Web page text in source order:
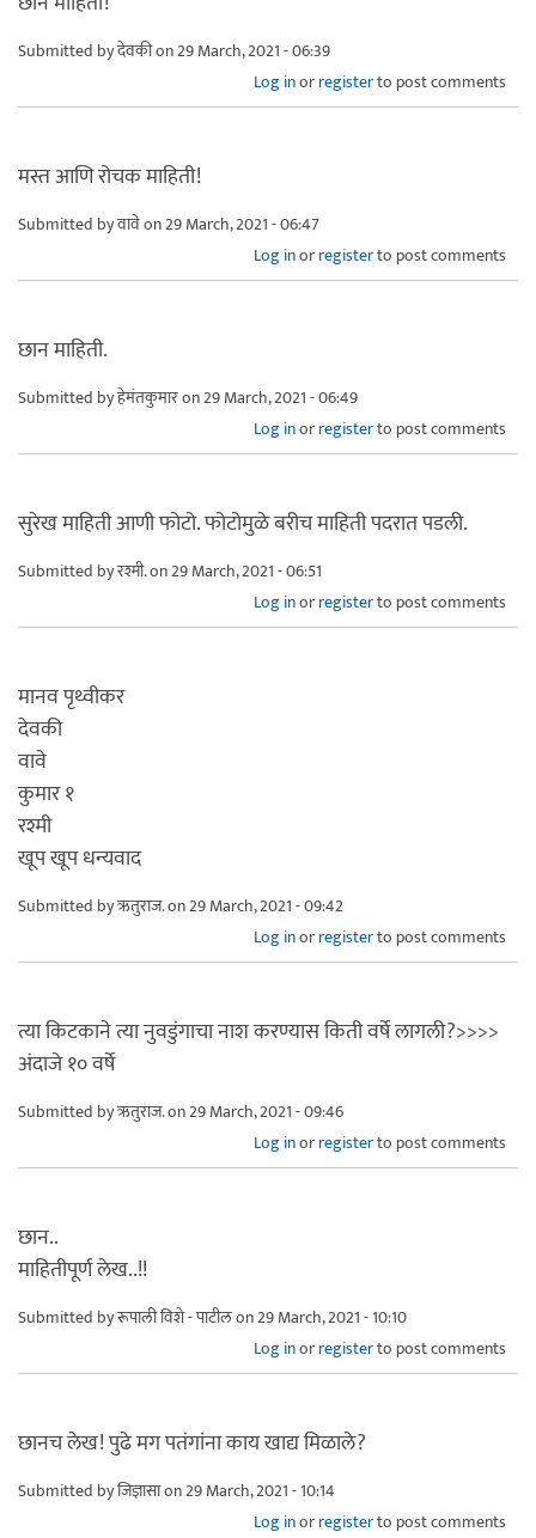
Submitted byदेवकीon 29 March, 2021 - 06:39
Log inorregisterto post comments
मस्त आणि रोचक माहिती!
Submitted byवावेon 29 March, 2021 - 06:47
Log inorregisterto post comments
छान माहिती.
Submitted byहेमंतकुमारon 29 March, 2021 - 06:49
Log inorregisterto post comments
सुरेख माहिती आणी फोटो. फोटोमुळे बरीच माहिती पदरात पडली.
Submitted byरश्मी.on 29 March, 2021 - 06:51
Log inorregisterto post comments
मानव पृथ्वीकर
देवकी
वावे
कुमार १
रश्मी
खूप खूप धन्यवाद
Submitted byऋतुराज.on 29 March, 2021 - 09:42
Log inorregisterto post comments
त्या किटकाने त्या नुवडुंगाचा नाश करण्यास किती वर्षे लागली?>>>>
अंदाजे १० वर्षे
Submitted byऋतुराज.on 29 March, 2021 - 09:46
Log inorregisterto post comments
छान..
माहितीपूर्ण लेख..!!
Submitted byरूपाली विशे - पाटीलon 29 March, 2021 - 10:10
Log inorregisterto post comments
छानच लेख! पुढे मग पतंगांना काय खाद्य मिळाले?
Submitted byजिज्ञासाon 29 March, 2021 - 10:14
Log inorregisterto post comments